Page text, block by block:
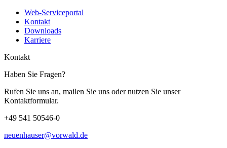
Web-Serviceportal
Kontakt
Downloads
Karriere
Kontakt
Haben Sie Fragen?
Rufen Sie uns an, mailen Sie uns oder nutzen Sie unser
Kontaktformular.
+49 541 50546-0
neuenhauser@vorwald.de